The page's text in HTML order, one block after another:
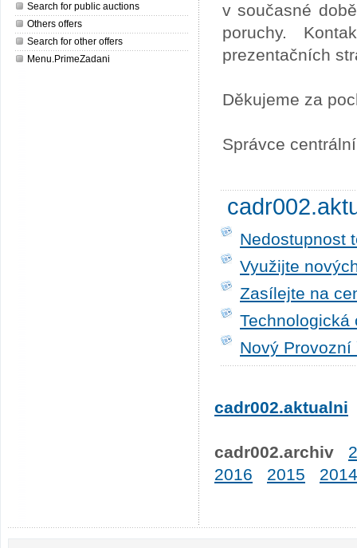
Search for public auctions
Others offers
Search for other offers
Menu.PrimeZadani
v současné
poruchy.
prezentačních
Děkujeme za
Správce
Nedostupnost
Využijte
Zasílejte na
Technologická
Nový
cadr002.aktualni
cadr002.archiv
2016
2015 2014